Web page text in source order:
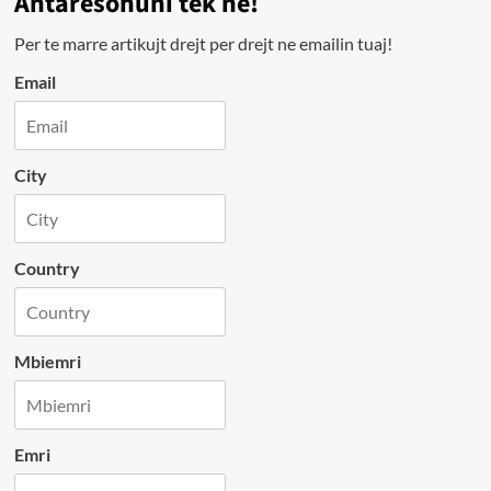
Per te marre artikujt drejt per drejt ne emailin tuaj!
Email
City
Country
Mbiemri
Emri